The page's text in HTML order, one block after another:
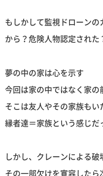
もしかして監視ドローン
から？危険人物認定された
夢の中の家は心を示す
今回は家の中ではなく家の
そこは友人やその家族もい
縁者達＝家族という感じだ
しかし、クレーンによる
その一部欠けを寛容した